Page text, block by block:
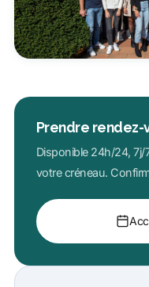
Prendre rendez-
Disponible 24h/24, 7j/
votre créneau.